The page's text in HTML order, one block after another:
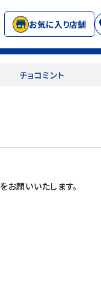
お気に入り店舗
チョコミント
願いいたします。